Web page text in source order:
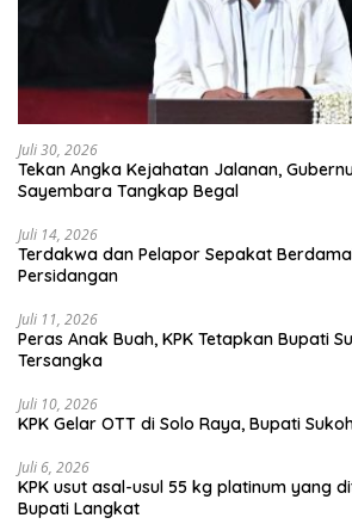
Juli 30, 2026
Tekan Angka Kejahatan Jalanan,
Sayembara Tangkap Begal
Juli 14, 2026
Terdakwa dan Pelapor Sepakat
Persidangan
Juli 11, 2026
Peras Anak Buah, KPK Tetapkan Bupati
Tersangka
Juli 10, 2026
KPK Gelar OTT di Solo Raya, Bupati
Juli 6, 2026
KPK usut asal-usul 55 kg platinum yang
Bupati Langkat